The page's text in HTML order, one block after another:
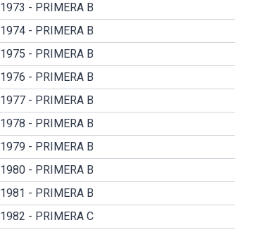
1973 - PRIMERA B
1974 - PRIMERA B
1975 - PRIMERA B
1976 - PRIMERA B
1977 - PRIMERA B
1978 - PRIMERA B
1979 - PRIMERA B
1980 - PRIMERA B
1981 - PRIMERA B
1982 - PRIMERA C